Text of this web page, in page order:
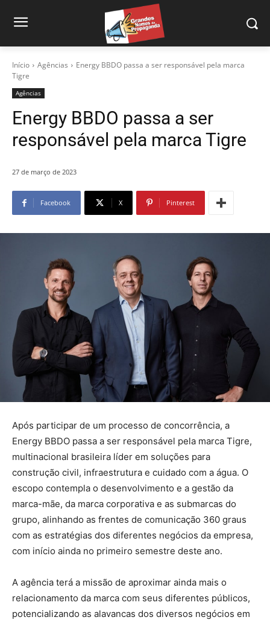
Início Agências
Energy BBDO passa a ser responsável pela marca
Tigre
Agências
Energy BBDO passa a ser
responsável pela marca Tigre
27 de março de 2023
Facebook X Pinterest
Após participar de um processo de concorrência, a
Energy BBDO passa a ser responsável pela marca Tigre,
multinacional brasileira líder em soluções para
construção civil, infraestrutura e cuidado com a água. O
escopo contempla o desenvolvimento e a gestão da
marca-mãe, da marca corporativa e as submarcas do
grupo, alinhando as frentes de comunicação 360 graus
com as estratégias dos diferentes negócios da empresa,
com início ainda no primeiro semestre deste ano.
A agência terá a missão de aproximar ainda mais o
relacionamento da marca com seus diferentes públicos,
potencializando as alavancas dos diversos negócios em